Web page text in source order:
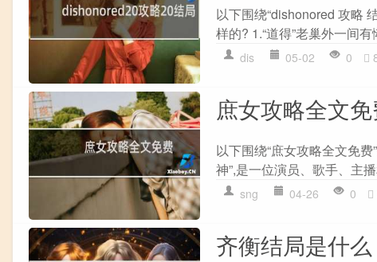
以下围绕“dishonored 攻略
样的? 1.“道得”老巢外一间
dis 05-02 0
庶女攻略全文
以下围绕“庶女攻略全文免
神”,是一位演员、歌手、主
sng 04-26 0
齐衡结局是什么